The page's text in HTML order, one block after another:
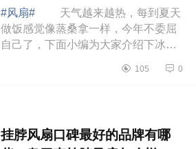
#风扇#
天气越来越热，每到夏天
做饭感觉像蒸桑拿一样，今年不委屈
自己了，下面小编为大家介绍下冰雾
啊 冰雾扇真能降温吗 蓝宝这
105 0
挂脖风扇口碑最好的品牌有哪